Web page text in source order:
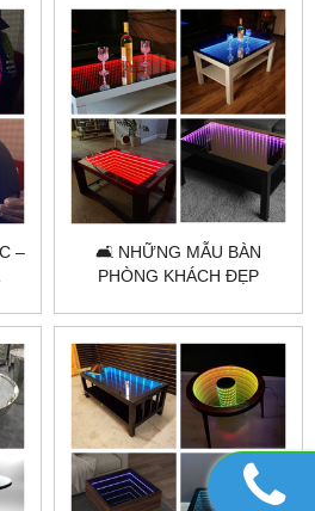
–
🛋️ NHỮNG MẪU BÀN
PHÒNG KHÁCH ĐẸP